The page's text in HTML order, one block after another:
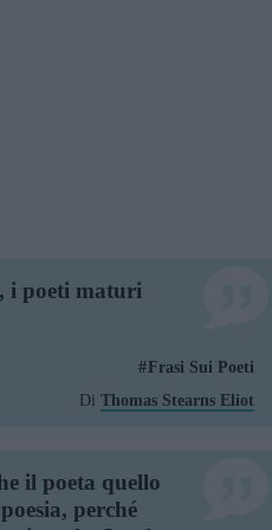
i poeti maturi
Frasi Sui Poeti
Di Thomas Stearns Eliot
il poeta quello
perché